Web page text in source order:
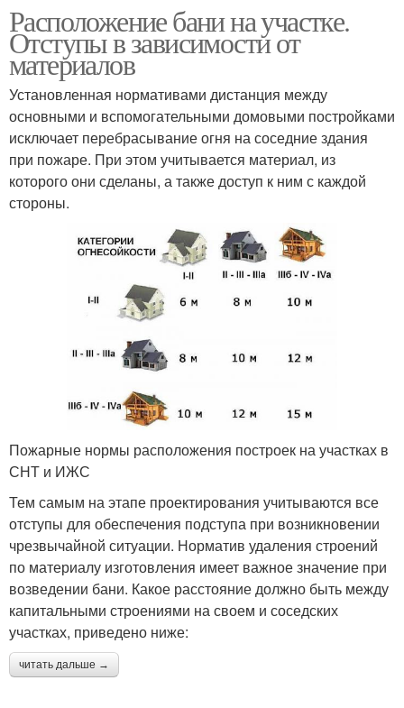
Расположение бани на участке.
Отступы в зависимости от
материалов
Установленная нормативами дистанция между
основными и вспомогательными домовыми постройками
исключает перебрасывание огня на соседние здания
при пожаре. При этом учитывается материал, из
которого они сделаны, а также доступ к ним с каждой
стороны.
Пожарные нормы расположения построек на участках в
СНТ и ИЖС
Тем самым на этапе проектирования учитываются все
отступы для обеспечения подступа при возникновении
чрезвычайной ситуации. Норматив удаления строений
по материалу изготовления имеет важное значение при
возведении бани. Какое расстояние должно быть между
капитальными строениями на своем и соседских
участках, приведено ниже:
читать дальше →